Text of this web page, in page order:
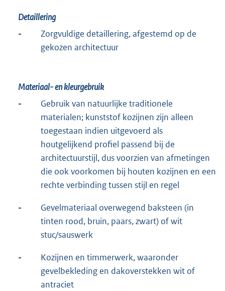
Detaillering
-
Zorgvuldige detaillering, afgestemd op de
gekozen architectuur
Materiaal- en kleurgebruik
-
Gebruik van natuurlijke traditionele
materialen; kunststof kozijnen zijn alleen
toegestaan indien uitgevoerd als
houtgelijkend profiel passend bij de
architectuurstijl, dus voorzien van afmetingen
die ook voorkomen bij houten kozijnen en een
rechte verbinding tussen stijl en regel
-
Gevelmateriaal overwegend baksteen (in
tinten rood, bruin, paars, zwart) of wit
stuc/sauswerk
-
Kozijnen en timmerwerk, waaronder
gevelbekleding en dakoverstekken wit of
antraciet